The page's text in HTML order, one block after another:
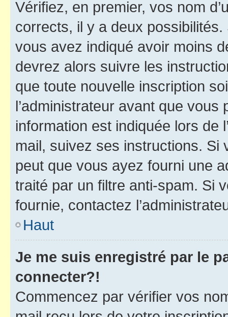
Vérifiez, en premier, vos nom
corrects, il y a deux
vous avez indiqué avoir moins
devrez alors suivre les
que toute nouvelle inscription
l’administrateur avant que
information est indiquée lors de
mail, suivez ses instructions. Si
peut que vous ayez fourni une
traité par un filtre anti-spam. Si
fournie, contactez
Haut
Je me suis enregistré par le
connecter?!
Commencez par vérifier vos